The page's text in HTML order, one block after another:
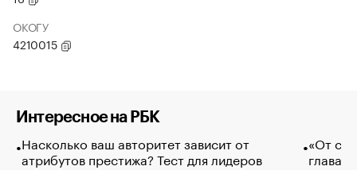
ОКОГУ
4210015
Интересное на РБК
Насколько ваш авторитет зависит от
атрибутов престижа? Тест для лидеров
«От
глава